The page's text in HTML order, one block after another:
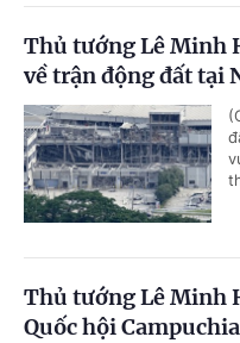
Thủ tướng Lê Minh
về trận động đất tại
Thủ tướng Lê Minh
Quốc hội